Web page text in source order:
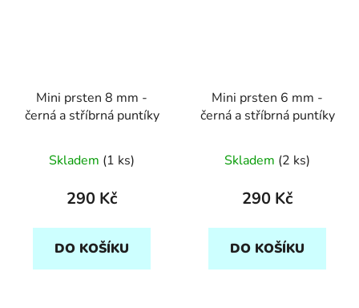
Mini prsten 8 mm -
černá a stříbrná puntíky
Skladem (1 ks)
290 Kč
DO KOŠÍKU
Mini prsten 6 mm -
černá a stříbrná puntíky
Skladem (2 ks)
290 Kč
DO KOŠÍKU